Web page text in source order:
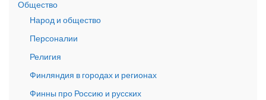
Общество
Народ и общество
Персоналии
Религия
Финляндия в городах и регионах
Финны про Россию и русских